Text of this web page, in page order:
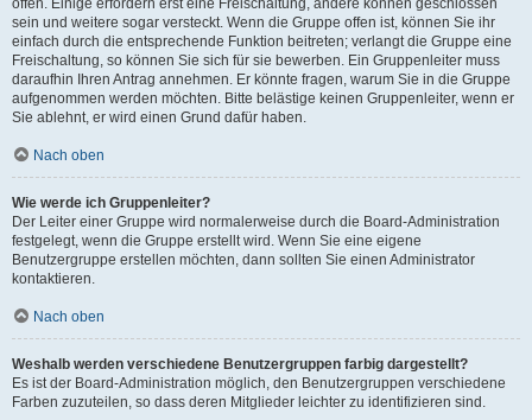
offen. Einige erfordern erst eine Freischaltung, andere können geschlossen
sein und weitere sogar versteckt. Wenn die Gruppe offen ist, können Sie ihr
einfach durch die entsprechende Funktion beitreten; verlangt die Gruppe eine
Freischaltung, so können Sie sich für sie bewerben. Ein Gruppenleiter muss
daraufhin Ihren Antrag annehmen. Er könnte fragen, warum Sie in die Gruppe
aufgenommen werden möchten. Bitte belästige keinen Gruppenleiter, wenn er
Sie ablehnt, er wird einen Grund dafür haben.
Nach oben
Wie werde ich Gruppenleiter?
Der Leiter einer Gruppe wird normalerweise durch die Board-Administration
festgelegt, wenn die Gruppe erstellt wird. Wenn Sie eine eigene
Benutzergruppe erstellen möchten, dann sollten Sie einen Administrator
kontaktieren.
Nach oben
Weshalb werden verschiedene Benutzergruppen farbig dargestellt?
Es ist der Board-Administration möglich, den Benutzergruppen verschiedene
Farben zuzuteilen, so dass deren Mitglieder leichter zu identifizieren sind.